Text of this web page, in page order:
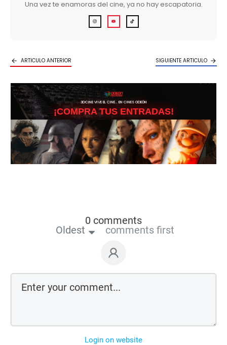
Una vez te enamoras del cine, ya no hay escapatoria.
ARTICULO ANTERIOR SIGUIENTE ARTICULO
3DCINE VIVE EL CINE… EN CINES ODEÓN
¡COMPRA TUS ENTRADAS!
0 comments
Oldest comments first
Login on website